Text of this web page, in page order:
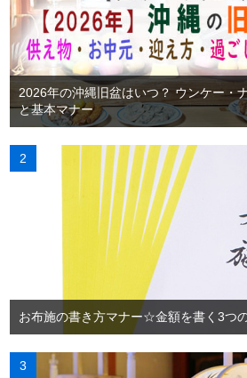
2026年の沖縄旧盆はいつ？ ウンケー・
と基本マナー
お布施の書き方マナー☆金額を書く3つ